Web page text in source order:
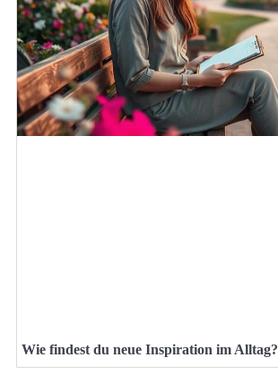
Wie findest du neue Inspiration im Alltag?